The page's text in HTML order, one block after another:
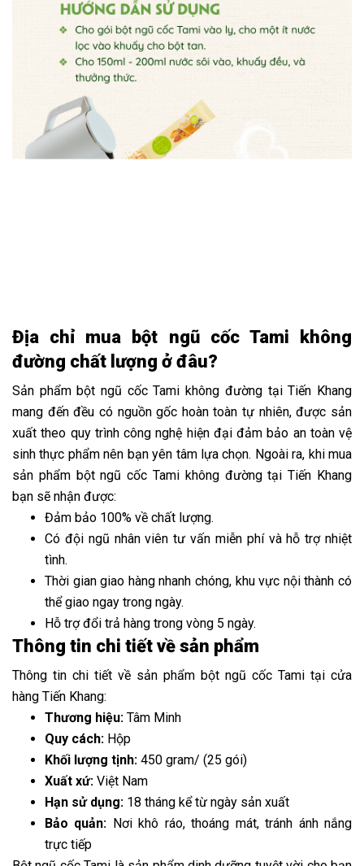
Địa chỉ mua bột ngũ cốc Tami không
đường chất lượng ở đâu?
Sản phẩm bột ngũ cốc Tami không đường tại Tiến Khang
mang đến đều có nguồn gốc hoàn toàn tự nhiên, được sản
xuất theo quy trình công nghệ hiện đại đảm bảo an toàn vệ
sinh thực phẩm nên bạn yên tâm lựa chọn. Ngoài ra, khi mua
sản phẩm bột ngũ cốc Tami không đường tại Tiến Khang
bạn sẽ nhận được:
Đảm bảo 100% về chất lượng.
Có đội ngũ nhân viên tư vấn miễn phí và hỗ trợ nhiệt
tình.
Thời gian giao hàng nhanh chóng, khu vực nội thành có
thể giao ngay trong ngày.
Hỗ trợ đổi trả hàng trong vòng 5 ngày.
Thông tin chi tiết về sản phẩm
Thông tin chi tiết về sản phẩm bột ngũ cốc Tami tại cửa
hàng Tiến Khang:
Thương hiệu: Tâm Minh
Quy cách: Hộp
Khối lượng tịnh: 450 gram/ (25 gói)
Xuất xứ: Việt Nam
Hạn sử dụng: 18 tháng kể từ ngày sản xuất
Bảo quản: Nơi khô ráo, thoáng mát, tránh ánh nắng
trực tiếp